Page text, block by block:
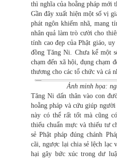
thì nghĩa của hoằng pháp mới
Gần đây xuất hiện một số vị
phát ngôn khiếm nhã, mang
nhân quả làm trò cười cho
tính cao đẹp của Phật giáo,
đồng Tăng Ni. Chưa kể một
chạm đến xã hội, đụng chạm
thương cho các tổ chức và cá
Ảnh minh họa:
Tăng Ni dấn thân vào con
hoằng pháp và cứu giúp
này có thể rất tốt mà cũng
thiếu chuẩn mực và thiếu tư
sẻ Phật pháp đúng chánh
cãi, ngược lại chia sẻ lệch lạc
hại gây bức xúc trong dư